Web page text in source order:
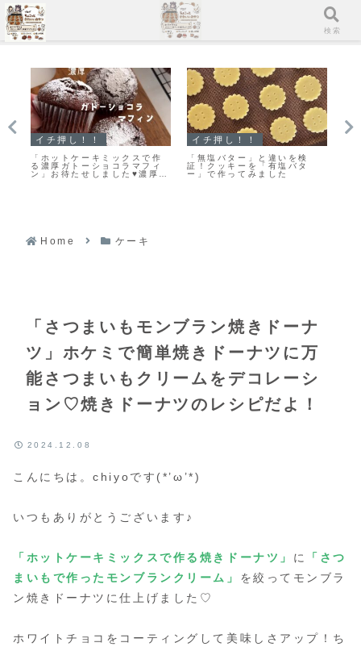
イチ押し！！
「ホットケーキミックスで作
る濃厚ガトーショコラマフィ
ン」お待たせしました♥濃厚ガ
イチ押し！！
「無塩バター」と違いを検
証！クッキーを「有塩バタ
ー」で作ってみました
スコー
Home ケーキ
「さつまいもモンブラン焼きドーナ
ツ」ホケミで簡単焼きドーナツに万
能さつまいもクリームをデコレーシ
ョン♡焼きドーナツのレシピだよ！
2024.12.08
こんにちは。chiyoです(*’ω’*)
いつもありがとうございます♪
「ホットケーキミックスで作る焼きドーナツ」 に
「さつ
まいもで作ったモンブランクリーム」 を絞ってモンブラ
ン焼きドーナツに仕上げました♡
ホワイトチョコをコーティングして美味しさアップ！ち
メニュー 検索